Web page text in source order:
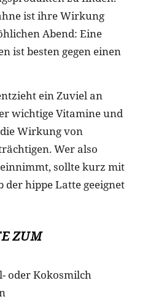
ist ihre Wirkung
Abend: Eine
ist besten gegen einen
ein Zuviel an
wichtige Vitamine und
Wirkung von
Wer also
sollte kurz mit
der hippe Latte geeignet
ZUM
oder Kokosmilch